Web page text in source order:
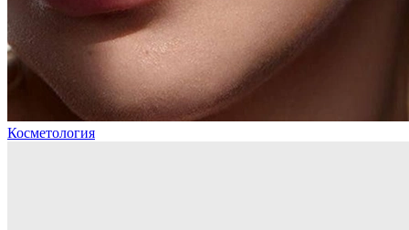
Косметология